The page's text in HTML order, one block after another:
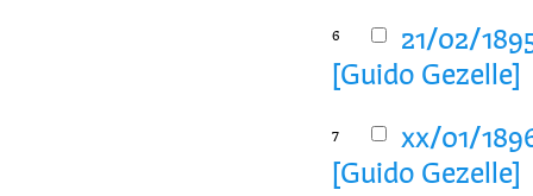
6
21/02/
[Guido Gezelle]
7
xx/01/
[Guido Gezelle]